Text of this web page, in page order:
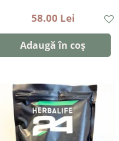
58.00 Lei
Adaugă în coș